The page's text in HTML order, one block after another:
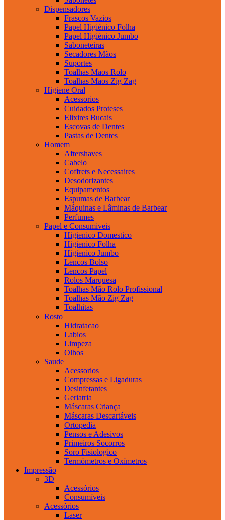
Dispensadores
Frascos Vazios
Papel Higiénico Folha
Papel Higiénico Jumbo
Saboneteiras
Secadores Mãos
Suportes
Toalhas Maos Rolo
Toalhas Maos Zig Zag
Higiene Oral
Acessorios
Cuidados Proteses
Elixires Bucais
Escovas de Dentes
Pastas de Dentes
Homem
Aftershaves
Cabelo
Coffrets e Necessaires
Desodorizantes
Equipamentos
Espumas de Barbear
Máquinas e Lâminas de Barbear
Perfumes
Papel e Consumiveis
Higienico Domestico
Higienico Folha
Higienico Jumbo
Lencos Bolso
Lencos Papel
Rolos Marquesa
Toalhas Mão Rolo Profissional
Toalhas Mão Zig Zag
Toalhitas
Rosto
Hidratacao
Labios
Limpeza
Olhos
Saude
Acessorios
Compressas e Ligaduras
Desinfetantes
Geriatria
Máscaras Criança
Máscaras Descartáveis
Ortopedia
Pensos e Adesivos
Primeiros Socorros
Soro Fisiologico
Termómetros e Oxímetros
Impressão
3D
Acessórios
Consumíveis
Acessórios
Laser